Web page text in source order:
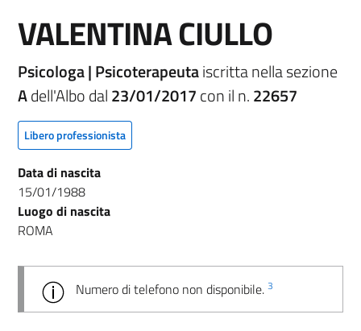
VALENTINA CIULLO
Psicologa | Psicoterapeutaiscritta nella sezione
Adell'Albo dal23/01/2017con il n.22657
Libero professionista
Data di nascita
15/01/1988
Luogo di nascita
ROMA
Numero di telefono non disponibile. 3